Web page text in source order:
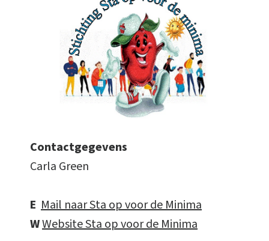
Contactgegevens
Carla Green
E Mail naar Sta op voor de Minima
WWebsite Sta op voor de Minima